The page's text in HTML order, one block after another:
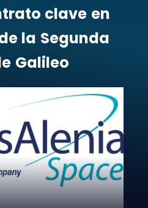
clave en
la Segunda
Galileo